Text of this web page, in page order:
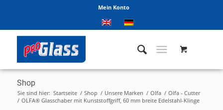
Mein Konto
Shop
Sie sind hier: Startseite / Shop / Unsere Marken / Olfa / Olfa - Cutter
/ OLFA® Glasschaber mit Kunststoffgriff, 60 mm breite Edelstahl-Klinge